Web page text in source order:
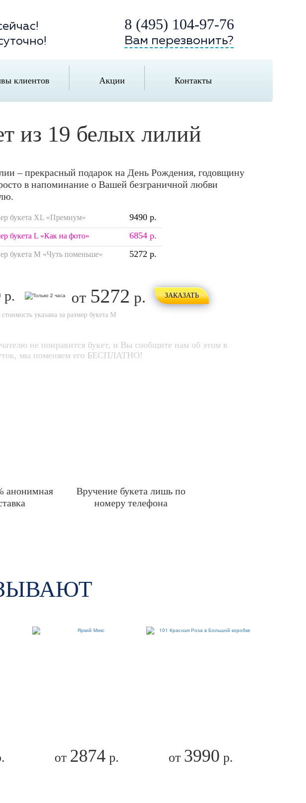
8 (495) 104-97-76
Вам перезвонить?
клиентов Акции Контакты
из 19 белых лилий
– прекрасный подарок на День Рождения, годовщину
в напоминание о Вашей безграничной любви
букета XL «Премиум» 9490 р.
букета L «Как на фото» 6854 р.
букета M «Чуть поменьше» 5272 р.
р. от 5272 р. ЗАКАЗАТЬ
указана за размер букета M
не понравится букет, и Вы сообщите нам об этом в
мы поменяем его БЕСПЛАТНО!
анонимная
Вручение букета лишь по
номеру телефона
от 2874 р. от 3990 р.